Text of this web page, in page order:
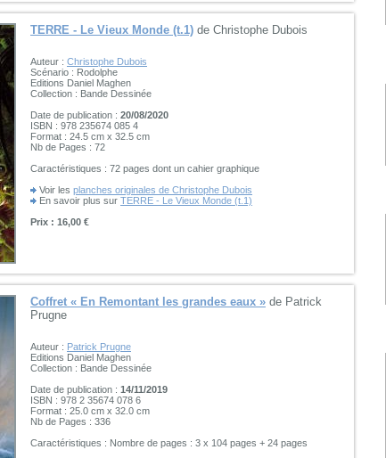
TERRE - Le Vieux Monde (t.1) de Christophe Dubois
Auteur : Christophe Dubois
Scénario : Rodolphe
Editions Daniel Maghen
Collection : Bande Dessinée
Date de publication : 20/08/2020
ISBN : 978 235674 085 4
Format : 24.5 cm x 32.5 cm
Nb de Pages : 72
Caractéristiques : 72 pages dont un cahier graphique
Voir les planches originales de Christophe Dubois
En savoir plus sur TERRE - Le Vieux Monde (t.1)
Prix : 16,00 €
Coffret « En Remontant les grandes eaux » de Patrick
Prugne
Auteur : Patrick Prugne
Editions Daniel Maghen
Collection : Bande Dessinée
Date de publication : 14/11/2019
ISBN : 978 2 35674 078 6
Format : 25.0 cm x 32.0 cm
Nb de Pages : 336
Caractéristiques : Nombre de pages : 3 x 104 pages + 24 pages